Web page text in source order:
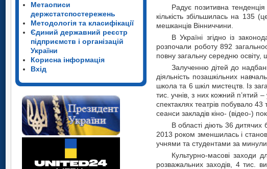
Метаописи
держстатспостережень
Методологія та класифікації
Єдиний державний реєстр
підприємств і організацій
України
Корисна інформація
Вхід
Радує позитивна
кількість збільшилась на 135
мешканців Вінниччини.
В Україні згідно із
розпочали роботу 892
повну загальну середню
Залученню дітей до
діяльність позашкільних
школа та 6 шкіл мистецтв. Із
тис. учнів, з них кожний п’ятий
спектаклях театрів побувало
сеанси закладів кіно- (відео-)
В області діють 36 дитячих
2013 роком зменшилась і
учнями та студентами за
Культурно-масові заходи
розважальних заходів, 4 тис.